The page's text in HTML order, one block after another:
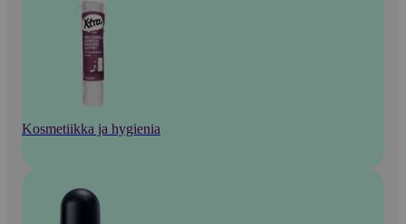
Kosmetiikka ja hygienia